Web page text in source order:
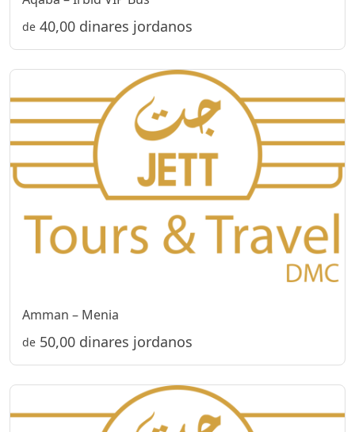
de 40,00 dinares jordanos
Amman – Menia
de 50,00 dinares jordanos